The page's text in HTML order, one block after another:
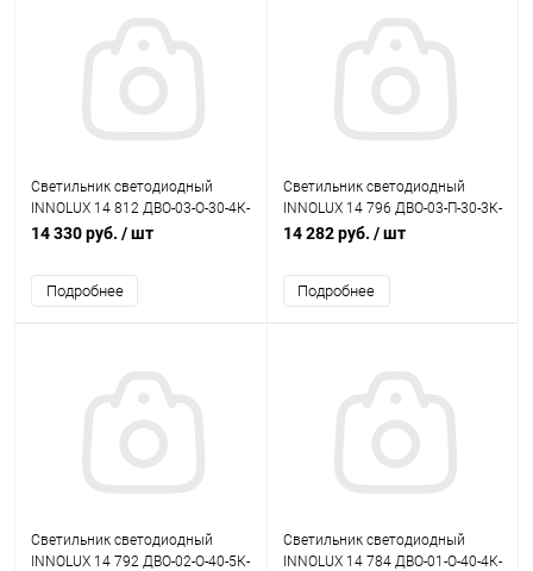
Светильник светодиодный
INNOLUX 14 812 ДВО-03-O-30-4К-
IP40-A3
14 330 руб. / шт
Подробнее
Светильник светодиодный
INNOLUX 14 796 ДВО-03-П-30-3К-
IP40-A3
14 282 руб. / шт
Подробнее
Светильник светодиодный
INNOLUX 14 792 ДВО-02-О-40-5К-
Светильник светодиодный
INNOLUX 14 784 ДВО-01-О-40-4К-